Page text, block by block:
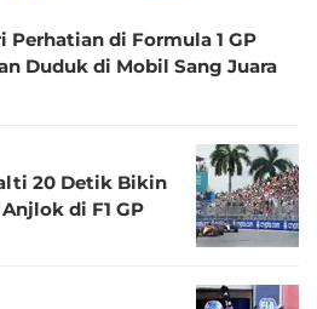
Perhatian di Formula 1 GP
Duduk di Mobil Sang Juara
20 Detik Bikin
di F1 GP